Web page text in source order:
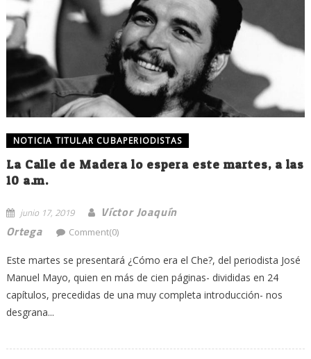
NOTICIA TITULAR CUBAPERIODISTAS
La Calle de Madera lo espera este martes, a las
10 a.m.
junio 17, 2019
Víctor Joaquín
Ortega
Comment(0)
Este martes se presentará ¿Cómo era el Che?, del periodista José
Manuel Mayo, quien en más de cien páginas- divididas en 24
capítulos, precedidas de una muy completa introducción- nos
desgrana...